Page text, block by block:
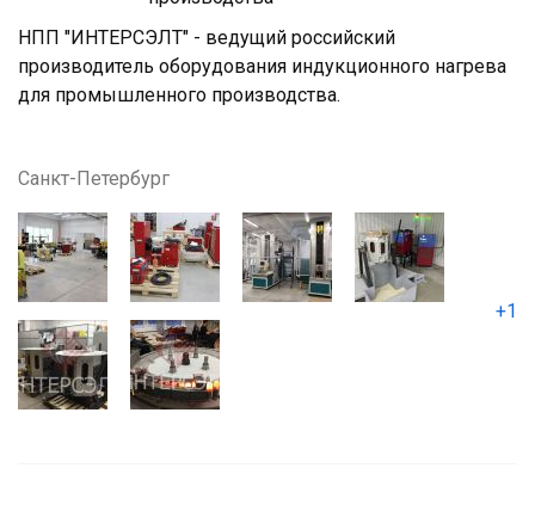
НПП "ИНТЕРСЭЛТ" - ведущий российский
производитель оборудования индукционного нагрева
для промышленного производства.
Санкт-Петербург
+1